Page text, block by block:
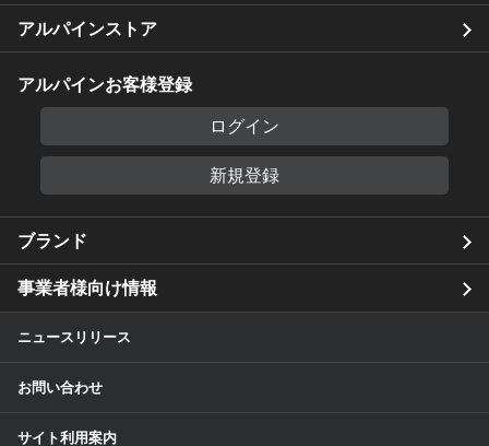
アルパインストア
アルパインお客様登録
ログイン
新規登録
ブランド
事業者様向け情報
ニュースリリース
お問い合わせ
サイト利用案内